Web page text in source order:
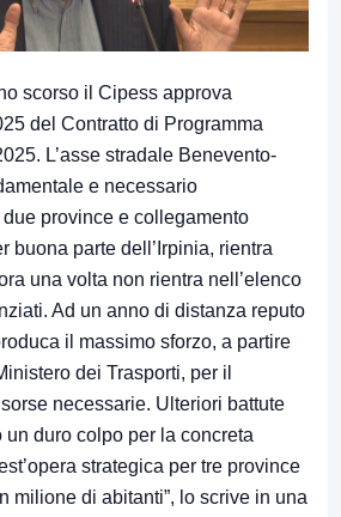
scorso il Cipess approva
del Contratto di Programma
L’asse stradale Benevento-
e necessario
province e collegamento
buona parte dell’Irpinia, rientra
una volta non rientra nell’elenco
Ad un anno di distanza reputo
il massimo sforzo, a partire
dei Trasporti, per il
necessarie. Ulteriori battute
un duro colpo per la concreta
strategica per tre province
milione di abitanti”, lo scrive in una